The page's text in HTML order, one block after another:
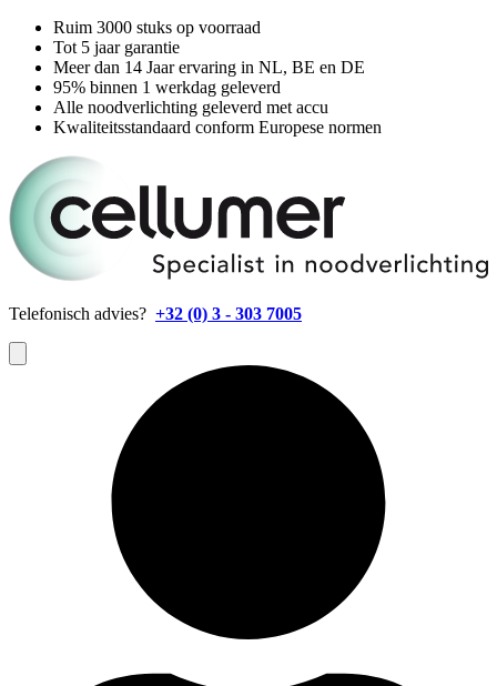
Ruim 3000 stuks op voorraad
Tot 5 jaar garantie
Meer dan 14 Jaar ervaring in NL, BE en DE
95% binnen 1 werkdag geleverd
Alle noodverlichting geleverd met accu
Kwaliteitsstandaard conform Europese normen
Telefonisch advies? +32 (0) 3 - 303 7005